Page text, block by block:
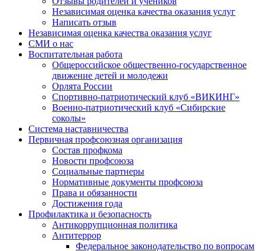
Независимая оценка качества оказания услуг
Написать отзыв
Независимая оценка качества оказания услуг
СМИ о нас
Воспитательная работа
Общероссийское общественно-государственное
движение детей и молодежи
Орлята России
Спортивно-патриотический клуб «ВИКИНГ»
Военно-патриотический клуб «Сибирские
соколы»
Система наставничества
Первичная профсоюзная организация
Состав профкома
Новости профсоюза
Социальные партнеры
Нормативные документы профсоюза
Права и обязанности
Достижения года
Профилактика и безопасность
Антикоррупционная политика
Антитеррор
Федеральное законодательство по вопросам